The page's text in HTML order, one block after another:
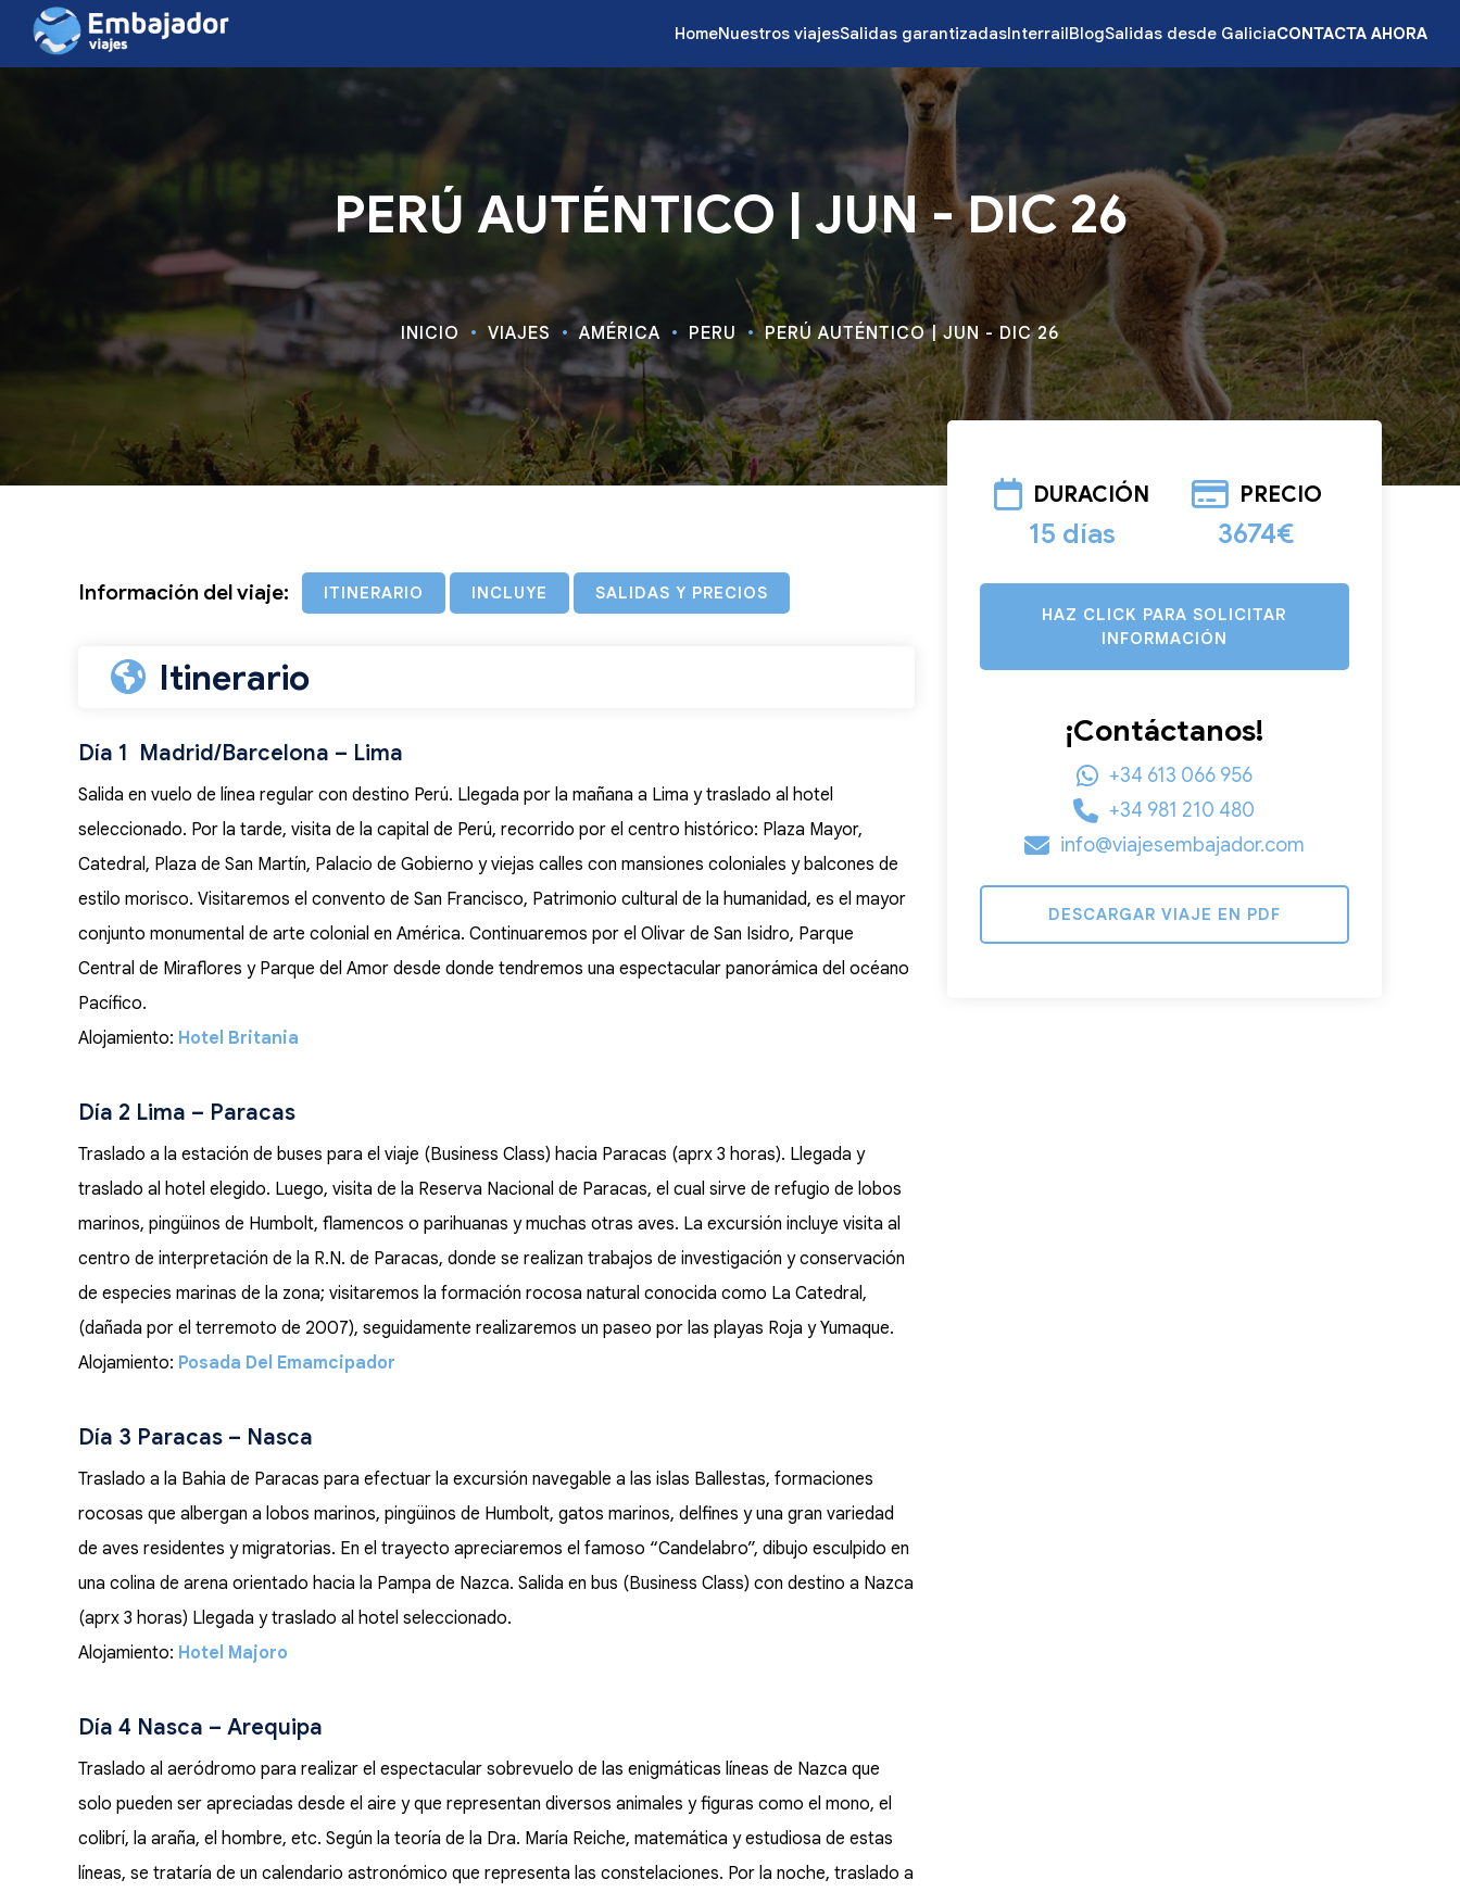
HomeNuestros viajesSalidas garantizadasInterrailBlogSalidas desde GaliciaCONTACTA AHORA
PERÚ AUTÉNTICO | JUN - DIC 26
INICIO VIAJES AMÉRICA PERU PERÚ AUTÉNTICO | JUN - DIC 26
Información del viaje: ITINERARIO INCLUYE SALIDAS Y PRECIOS
Itinerario
Día 1 Madrid/Barcelona – Lima
Salida en vuelo de línea regular con destino Perú. Llegada por la mañana a Lima y traslado al hotel
seleccionado. Por la tarde, visita de la capital de Perú, recorrido por el centro histórico: Plaza Mayor,
Catedral, Plaza de San Martín, Palacio de Gobierno y viejas calles con mansiones coloniales y balcones de
estilo morisco. Visitaremos el convento de San Francisco, Patrimonio cultural de la humanidad, es el mayor
conjunto monumental de arte colonial en América. Continuaremos por el Olivar de San Isidro, Parque
Central de Miraflores y Parque del Amor desde donde tendremos una espectacular panorámica del océano
Pacífico.
Alojamiento: Hotel Britania
Día 2 Lima – Paracas
Traslado a la estación de buses para el viaje (Business Class) hacia Paracas (aprx 3 horas). Llegada y
traslado al hotel elegido. Luego, visita de la Reserva Nacional de Paracas, el cual sirve de refugio de lobos
marinos, pingüinos de Humbolt, flamencos o parihuanas y muchas otras aves. La excursión incluye visita al
centro de interpretación de la R.N. de Paracas, donde se realizan trabajos de investigación y conservación
de especies marinas de la zona; visitaremos la formación rocosa natural conocida como La Catedral,
(dañada por el terremoto de 2007), seguidamente realizaremos un paseo por las playas Roja y Yumaque.
Alojamiento: Posada Del Emamcipador
Día 3 Paracas – Nasca
Traslado a la Bahia de Paracas para efectuar la excursión navegable a las islas Ballestas, formaciones
rocosas que albergan a lobos marinos, pingüinos de Humbolt, gatos marinos, delfines y una gran variedad
de aves residentes y migratorias. En el trayecto apreciaremos el famoso “Candelabro”, dibujo esculpido en
una colina de arena orientado hacia la Pampa de Nazca. Salida en bus (Business Class) con destino a Nazca
(aprx 3 horas) Llegada y traslado al hotel seleccionado.
Alojamiento: Hotel Majoro
Día 4 Nasca – Arequipa
Traslado al aeródromo para realizar el espectacular sobrevuelo de las enigmáticas líneas de Nazca que
solo pueden ser apreciadas desde el aire y que representan diversos animales y figuras como el mono, el
colibrí, la araña, el hombre, etc. Según la teoría de la Dra. María Reiche, matemática y estudiosa de estas
líneas, se trataría de un calendario astronómico que representa las constelaciones. Por la noche, traslado a
DURACIÓN
15 días
PRECIO
3674€
HAZ CLICK PARA SOLICITAR
INFORMACIÓN
¡Contáctanos!
+34 613 066 956
+34 981 210 480
info@viajesembajador.com
DESCARGAR VIAJE EN PDF